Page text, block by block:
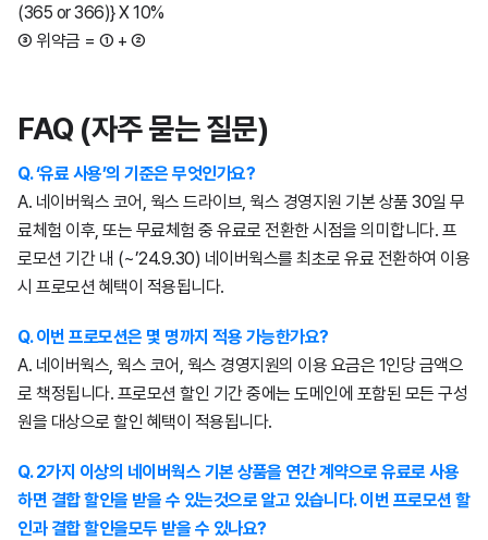
(365 or 366)} X 10%
③ 위약금 = ① + ②​
FAQ (자주 묻는 질문)
Q. ‘유료 사용’의 기준은 무엇인가요?
A. 네이버웍스 코어, 웍스 드라이브, 웍스 경영지원 기본 상품 30일 무
료체험 이후, 또는 무료체험 중 유료로 전환한 시점을 의미합니다. 프
로모션 기간 내 (~’24.9.30) 네이버웍스를 최초로 유료 전환하여 이용
시 프로모션 혜택이 적용됩니다.
Q. 이번 프로모션은 몇 명까지 적용 가능한가요?
A. 네이버웍스, 웍스 코어, 웍스 경영지원의 이용 요금은 1인당 금액으
로 책정됩니다. 프로모션 할인 기간 중에는 도메인에 포함된 모든 구성
원을 대상으로 할인 혜택이 적용됩니다.
Q. 2가지 이상의 네이버웍스 기본 상품을 연간 계약으로 유료로 사용
하면 결합 할인을 받을 수 있는것으로 알고 있습니다. 이번 프로모션 할
인과 결합 할인을모두 받을 수 있나요?